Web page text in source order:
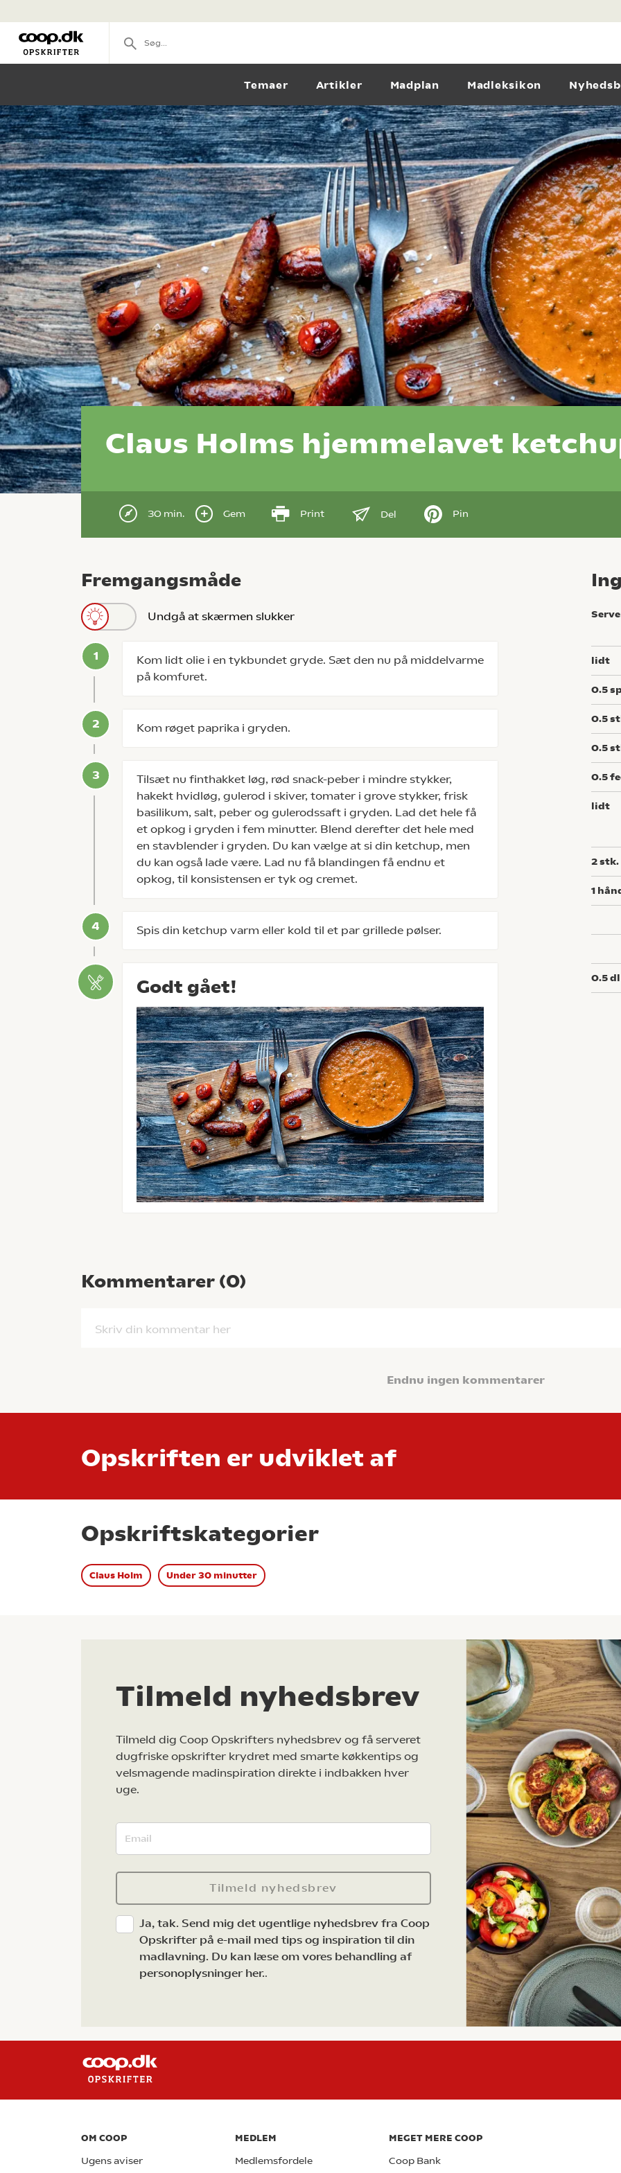
Temaer Artikler Madplan Madleksikon
Claus Holms hjemmelavet
30 min. Gem Print Del Pin
Fremgangsmåde
Undgå at skærmen slukker
Kom lidt olie i en tykbundet gryde. Sæt den nu på middelvarme
på komfuret.
Kom røget paprika i gryden.
Tilsæt nu finthakket løg, rød snack-peber i mindre stykker,
hakekt hvidløg, gulerod i skiver, tomater i grove stykker, frisk
basilikum, salt, peber og gulerodssaft i gryden. Lad det hele få
et opkog i gryden i fem minutter. Blend derefter det hele med
en stavblender i gryden. Du kan vælge at si din ketchup, men
du kan også lade være. Lad nu få blandingen få endnu et
opkog, til konsistensen er tyk og cremet.
Spis din ketchup varm eller kold til et par grillede pølser.
Godt gået!
lidt
0.5
0.5
0.5
0.5
lidt
2stk.
1
0.5dl
Kommentarer (0)
Skriv din kommentar her
Endnu ingen kommentarer
Opskriften er udviklet af
Opskriftskategorier
Claus Holm Under 30 minutter
Tilmeld nyhedsbrev
Tilmeld dig Coop Opskrifters nyhedsbrev og få serveret
dugfriske opskrifter krydret med smarte køkkentips og
velsmagende madinspiration direkte i indbakken hver
uge.
Tilmeld nyhedsbrev
Ja, tak. Send mig det ugentlige nyhedsbrev fra Coop
Opskrifter på e-mail med tips og inspiration til din
madlavning. Du kan læse om vores behandling af
personoplysninger her..
OM COOP
Ugens aviser
MEDLEM
Medlemsfordele
MEGET MERE COOP
Coop Bank